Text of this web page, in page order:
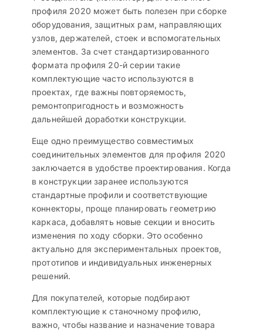
профиля 2020 может быть полезен при сборке
оборудования, защитных рам, направляющих
узлов, держателей, стоек и вспомогательных
элементов. За счет стандартизированного
формата профиля 20-й серии такие
комплектующие часто используются в
проектах, где важны повторяемость,
ремонтопригодность и возможность
дальнейшей доработки конструкции.
Еще одно преимущество совместимых
соединительных элементов для профиля 2020
заключается в удобстве проектирования. Когда
в конструкции заранее используются
стандартные профили и соответствующие
коннекторы, проще планировать геометрию
каркаса, добавлять новые секции и вносить
изменения по ходу сборки. Это особенно
актуально для экспериментальных проектов,
прототипов и индивидуальных инженерных
решений.
Для покупателей, которые подбирают
комплектующие к станочному профилю,
важно, чтобы название и назначение товара